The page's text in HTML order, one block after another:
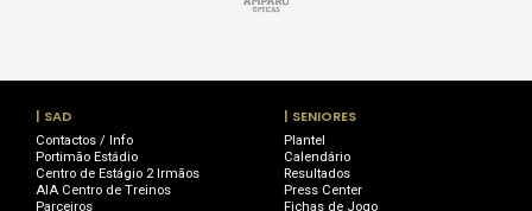
| SAD
Contactos / Info
Portimão Estádio
Centro de Estágio 2 Irmãos
AIA Centro de Treinos
Parceiros
| SENIORES
Plantel
Calendário
Resultados
Press Center
Fichas de Jogo